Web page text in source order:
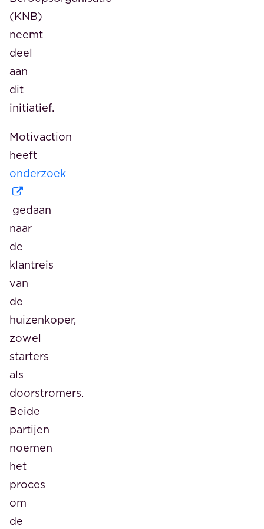
(KNB)
neemt
deel
aan
dit
initiatief.
Motivaction
heeft
onderzoek
gedaan
naar
de
klantreis
van
de
huizenkoper,
zowel
starters
als
doorstromers.
Beide
partijen
noemen
het
proces
om
de